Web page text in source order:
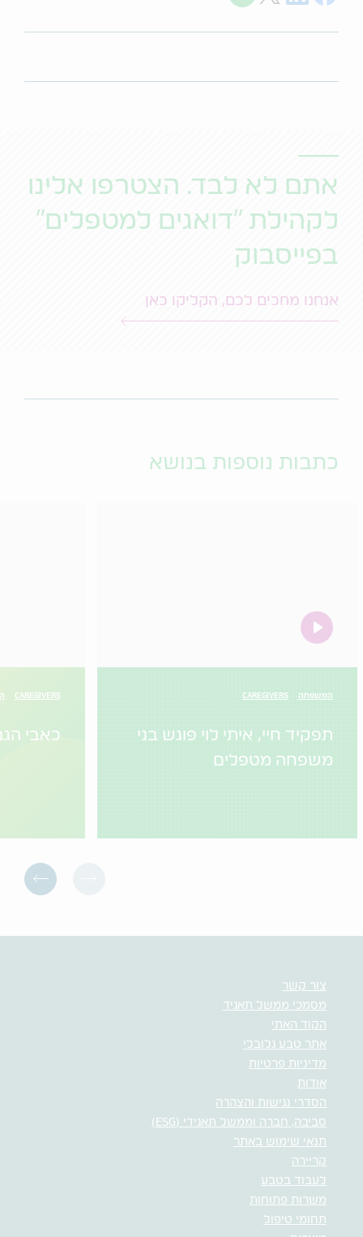
אתם לא לבד. הצטרפו אלינו
לקהילת "דואגים למטפלים"
בפייסבוק
אנחנו מחכים לכם, הקליקו כאן
כתבות נוספות בנושא
video
המשפחה CAREGIVERS
תפקיד חיי, איתי לוי פוגש בני
משפחה מטפלים
CAREGIVERS
כאבי
צור קשר
מסמכי ממשל תאגיד
הקוד האתי
אתר טבע גלובלי
מדיניות פרטיות
אודות
הסדרי נגישות והצהרה
סביבה, חברה וממשל תאגידי (ESG)
תנאי שימוש באתר
קריירה
לעבוד בטבע
משרות פתוחות
תחומי טיפול